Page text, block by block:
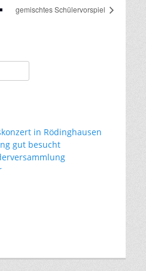
gemischtes Schülervorspiel
in Rödinghausen
gut besucht